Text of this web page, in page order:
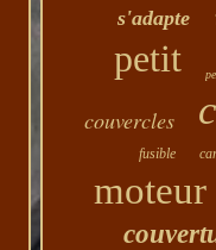
s'adapte
petit
couvercles
fusible
moteur